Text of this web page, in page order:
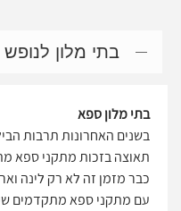
בתי מלון לנופש
בתי מלון ספא
בשנים האחרונות תרבות
תאוצה בזכות מתקני ספא
כבר מזמן זה לא רק לינה
עם מתקני ספא מתקדמים